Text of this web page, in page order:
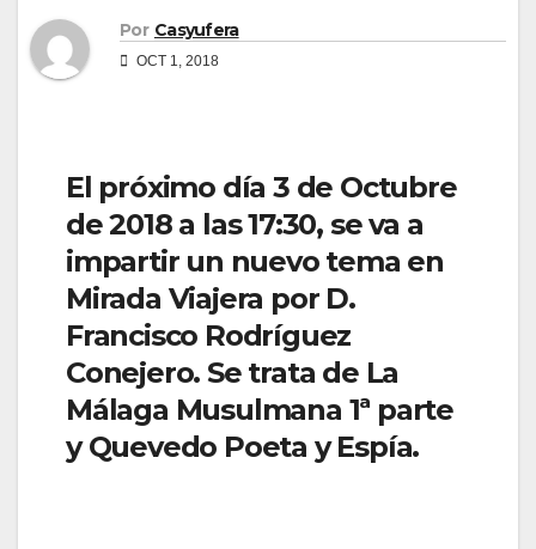
Por Casyufera
OCT 1, 2018
El próximo día 3 de Octubre
de 2018 a las 17:30, se va a
impartir un nuevo tema en
Mirada Viajera por D.
Francisco Rodríguez
Conejero. Se trata de La
Málaga Musulmana 1ª parte
y Quevedo Poeta y Espía.